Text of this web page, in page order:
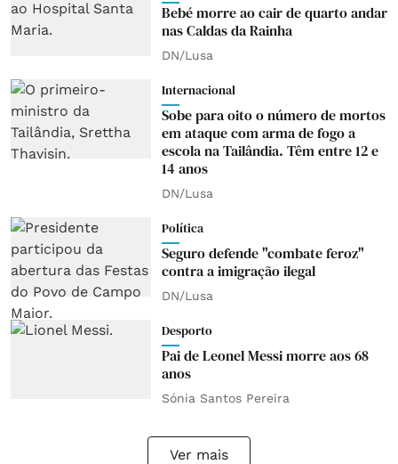
Bebé morre ao cair de quarto andar
nas Caldas da Rainha
DN/Lusa
Internacional
Sobe para oito o número de mortos
em ataque com arma de fogo a
escola na Tailândia. Têm entre 12 e
14 anos
DN/Lusa
Política
Seguro defende "combate feroz"
contra a imigração ilegal
DN/Lusa
Desporto
Pai de Leonel Messi morre aos 68
anos
Sónia Santos Pereira
Ver mais